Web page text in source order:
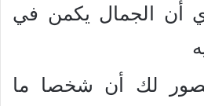
أن الجمال يكمن في
لك أن شخصا ما